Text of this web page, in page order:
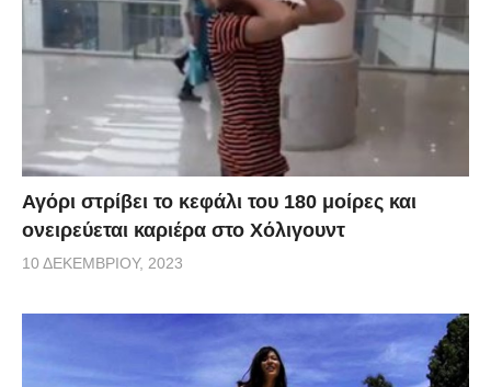
Αγόρι στρίβει το κεφάλι του 180 μοίρες και
ονειρεύεται καριέρα στο Χόλιγουντ
10 ΔΕΚΕΜΒΡΊΟΥ, 2023